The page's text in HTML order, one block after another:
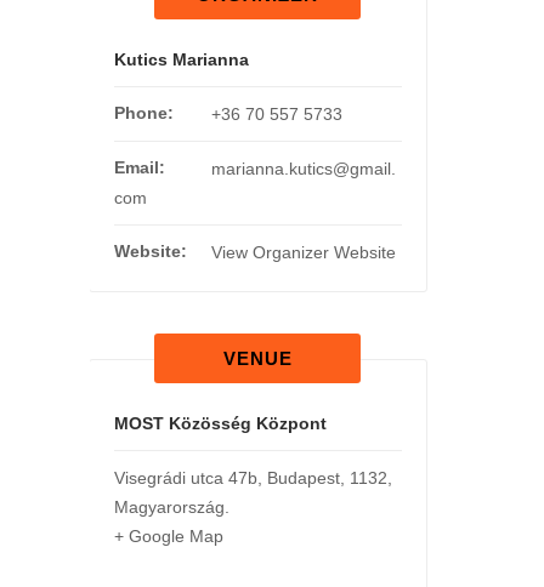
Kutics Marianna
Phone: +36 70 557 5733
Email:
marianna.kutics@gmail.
com
Website: View Organizer Website
VENUE
MOST Közösség Központ
Visegrádi utca 47b, Budapest, 1132
Magyarország
+ Google Map